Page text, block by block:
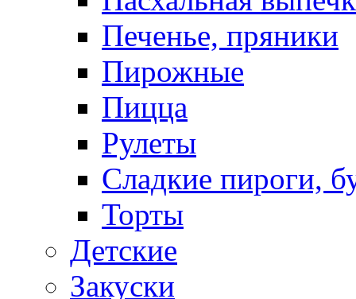
Печенье, пряники
Пирожные
Пицца
Рулеты
Сладкие пироги,
Торты
Детские
Закуски